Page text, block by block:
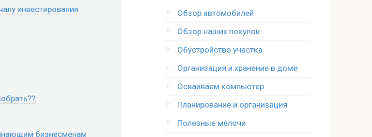
инвестирования
бизнесменам
Обзор автомобилей
Обзор наших покупок
Обустройство участка
Организация и хранение в доме
Осваиваем компьютер
Планирование и организация
Полезные мелочи